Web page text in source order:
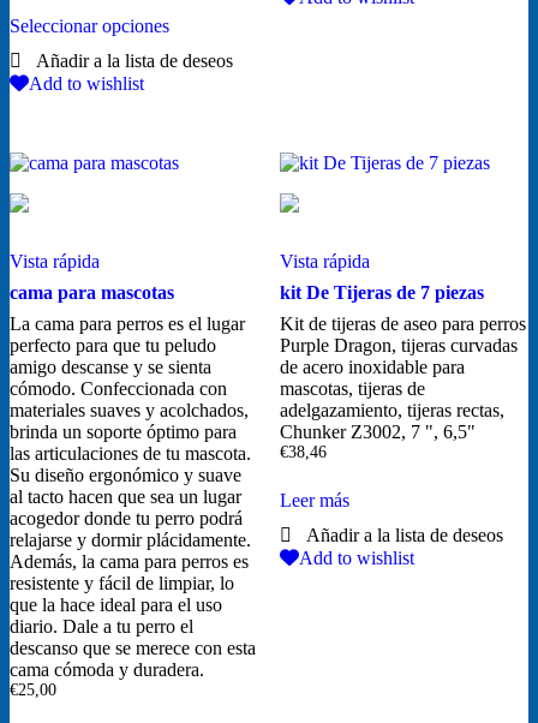
precios:
desde
€10,99
hasta
€20,00
Seleccionar opcionesproducto
múltiples
se
de
Add to wishlist
€7,12
la
página
Vista rápida
cama para mascotas
La cama para perros es el lugar
perfecto para que tu peludo
amigo descanse y se sienta
cómodo. Confeccionada con
materiales suaves y acolchados,
brinda un soporte óptimo para
las articulaciones de tu mascota.
Su diseño ergonómico y suave
al tacto hacen que sea un lugar
acogedor donde tu perro podrá
relajarse y dormir plácidamente.
Además, la cama para perros es
resistente y fácil de limpiar, lo
que la hace ideal para el uso
diario. Dale a tu perro el
descanso que se merece con esta
cama cómoda y duradera.
€25,00
Vista rápida
kit De Tijeras de 7 piezas
Kit de tijeras de aseo para perros
Purple Dragon, tijeras curvadas
de acero inoxidable para
mascotas, tijeras de
adelgazamiento, tijeras rectas,
Chunker Z3002, 7 ", 6,5"
€38,46
Leer más
Add to wishlist